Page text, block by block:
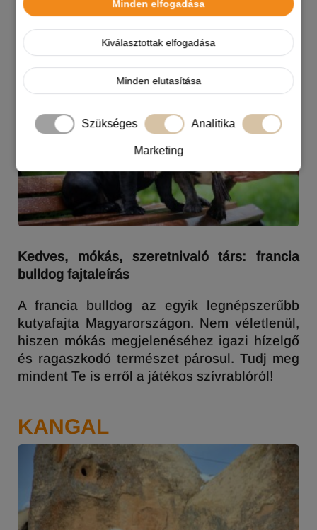
Minden elfogadása
Kiválasztottak elfogadása
Minden elutasítása
Szükséges Analitika
Marketing
FRANCIA BULLDOG
Kedves, mókás, szeretnivaló társ: francia
bulldog fajtaleírás
A francia bulldog az egyik legnépszerűbb
kutyafajta Magyarországon. Nem véletlenül,
hiszen mókás megjelenéséhez igazi hízelgő
és ragaszkodó természet párosul. Tudj meg
mindent Te is erről a játékos szívrablóról!
KANGAL